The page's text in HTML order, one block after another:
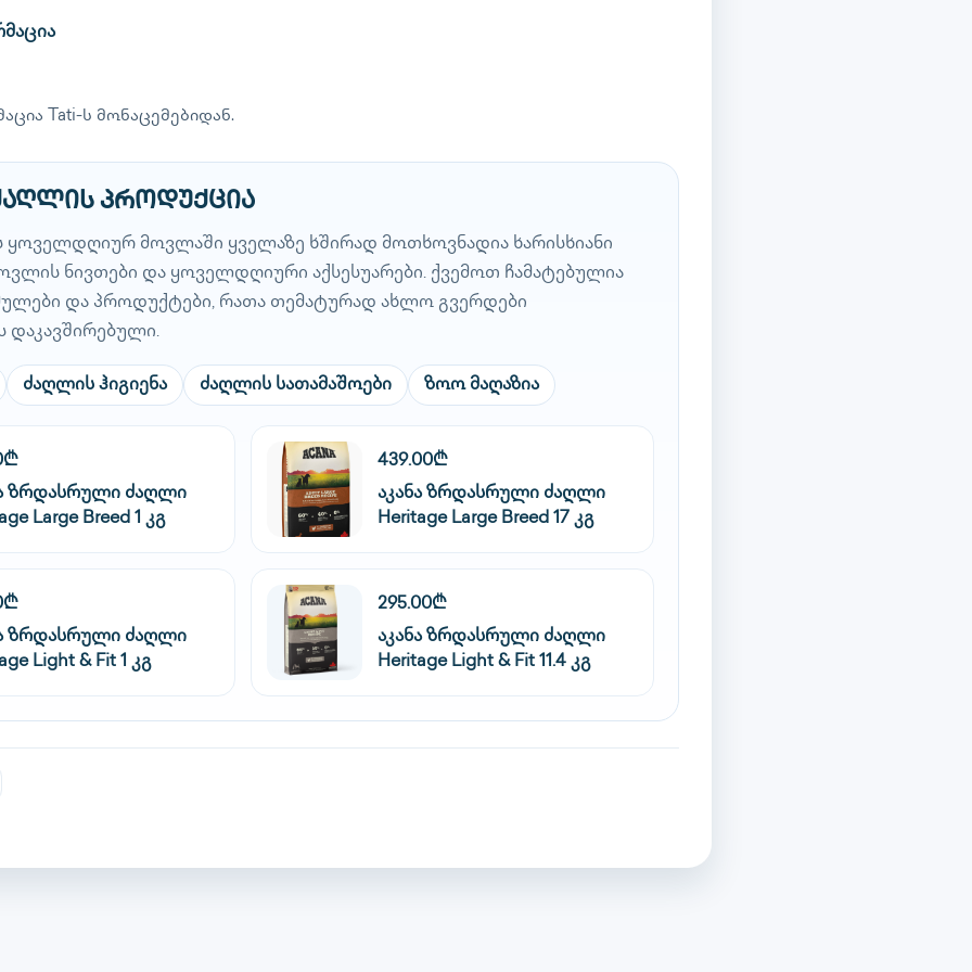
Tati-ს მონაცემებიდან.
პროდუქცია
ყოველდღიურ მოვლაში ყველაზე ხშირად მოთხოვნადია ხარისხიანი
ნივთები და ყოველდღიური აქსესუარები. ქვემოთ ჩამატებულია
და პროდუქტები, რათა თემატურად ახლო გვერდები
დაკავშირებული.
ძაღლის ჰიგიენა ძაღლის სათამაშოები ზოო მაღაზია
ზრდასრული ძაღლი
Large Breed 1 კგ
439.00₾
აკანა ზრდასრული ძაღლი
Heritage Large Breed 17 კგ
ზრდასრული ძაღლი
Light & Fit 1 კგ
295.00₾
აკანა ზრდასრული ძაღლი
Heritage Light & Fit 11.4 კგ